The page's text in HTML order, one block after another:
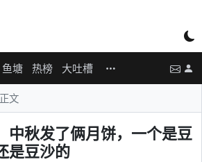
鱼塘 热榜 大吐槽
文
中秋发了俩月饼，一个是豆
是豆沙的